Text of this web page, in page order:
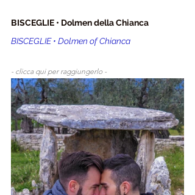
BISCEGLIE • Dolmen della Chianca
BISCEGLIE • Dolmen of Chianca
- clicca qui per raggiungerlo -